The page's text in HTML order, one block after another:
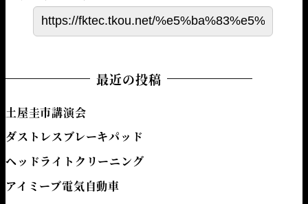
最近の投稿
土屋圭市講演会
ダストレスブレーキパッド
ヘッドライトクリーニング
アイミーブ電気自動車